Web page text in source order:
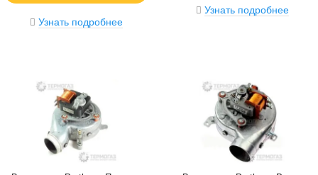
Узнать подробнее
Узнать подробнее